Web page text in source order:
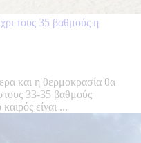
τους 35 βαθμούς η
και η θερμοκρασία θα
33-35 βαθμούς
είναι ...